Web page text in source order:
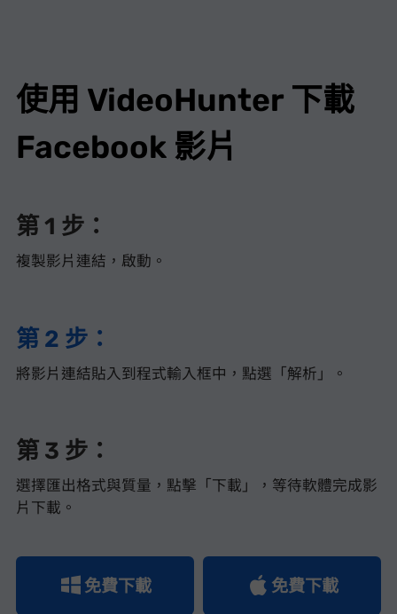
使用 VideoHunter 下載
Facebook 影片
第 1 步：
複製 Facebook 影片連結，啟動 VideoHunter Facebook Downloader。
第 2 步：
將影片連結貼入到程式輸入框中，點選「解析」。
第 3 步：
選擇匯出格式與質量，點擊「下載」，等待軟體完成 FB 影
片下載。
免費下載 免費下載